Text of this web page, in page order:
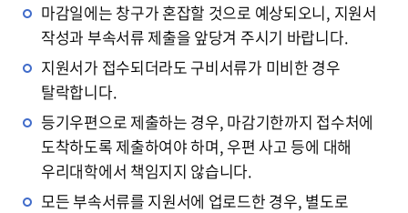
마감일에는 창구가 혼잡할 것으로 예상되오니, 지원서
작성과 부속서류 제출을 앞당겨 주시기 바랍니다.
지원서가 접수되더라도 구비서류가 미비한 경우
탈락합니다.
등기우편으로 제출하는 경우, 마감기한까지 접수처에
도착하도록 제출하여야 하며, 우편 사고 등에 대해
우리대학에서 책임지지 않습니다.
모든 부속서류를 지원서에 업로드한 경우, 별도로